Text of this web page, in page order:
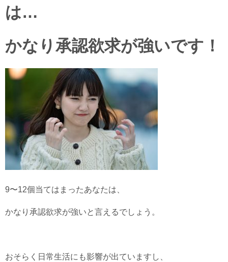
は…
かなり承認欲求が強いです！
9〜12個当てはまったあなたは、
かなり承認欲求が強いと言えるでしょう。
おそらく日常生活にも影響が出ていますし、